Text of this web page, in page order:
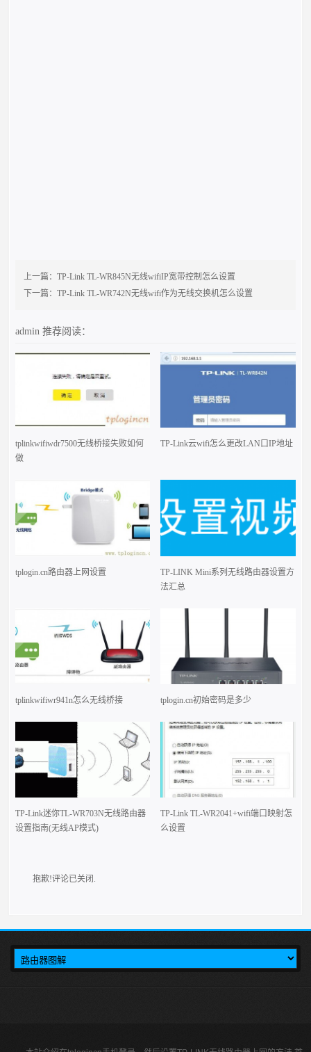
上一篇：TP-Link TL-WR845N无线wifiIP宽带控制怎么设置
下一篇：TP-Link TL-WR742N无线wifi作为无线交换机怎么设置
admin推荐阅读：
tplinkwifiwdr7500无线桥接失败如何
做
TP-Link云wifi怎么更改LAN口IP地址
tplogin.cn路由器上网设置
TP-LINK Mini系列无线路由器设置方
法汇总
tplinkwifiwr941n怎么无线桥接 tplogin.cn初始密码是多少
TP-Link迷你TL-WR703N无线路由器
设置指南(无线AP模式)
TP-Link TL-WR2041+wifi端口映射怎
么设置
抱歉!评论已关闭.